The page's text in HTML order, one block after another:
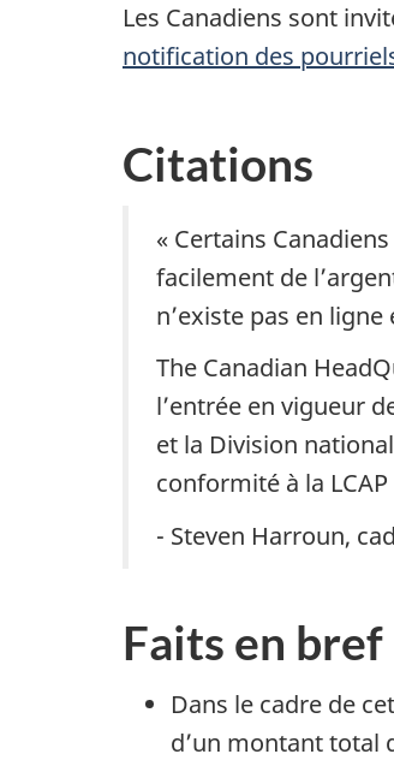
Les Canadiens sont
notification des
Citations
« Certains
facilement de
n’existe pas en
The Canadian
l’entrée en vigueur
et la Division
conformité à la
- Steven Harroun,
Faits en bref
Dans le cadre de
d’un montant total